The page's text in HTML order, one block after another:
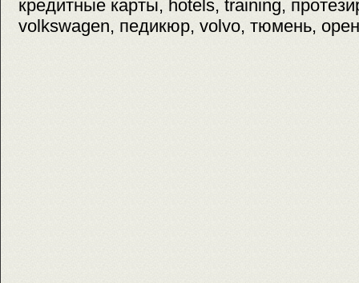
кредитные карты, hotels, training,
volkswagen, педикюр, volvo, тюмень,